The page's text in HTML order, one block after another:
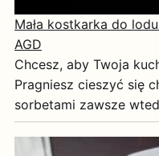
Mała kostkarka do
AGD
Chcesz, aby Twoja
Pragniesz cieszyć się
sorbetami zawsze